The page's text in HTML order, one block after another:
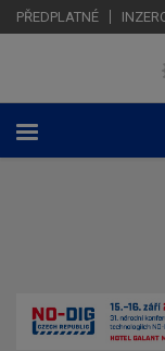
PŘEDPLATNÉ